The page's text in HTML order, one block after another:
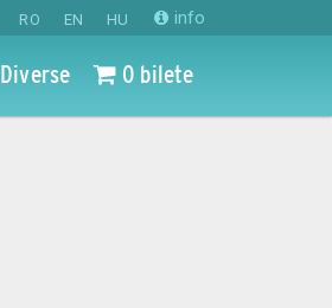
RO EN HU info
Diverse 0 bilete